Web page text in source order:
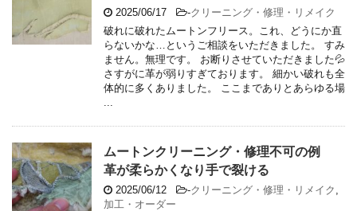
2025/06/17 -クリーニング・修理・リメイク
破れに破れたムートンフリース。これ、どうにか直
らないかな…というご相談をいただきました。 すみ
ません。無理です。 お断りさせていただきました💦
さすがに革が弱りすぎております。 細かい破れも全
体的に多くありました。 ここまでありとあらゆる場
ムートンクリーニング・修理不可の例
革が柔らかくなり手で裂ける
2025/06/12 -クリーニング・修理・リメイク
加工・オーダー